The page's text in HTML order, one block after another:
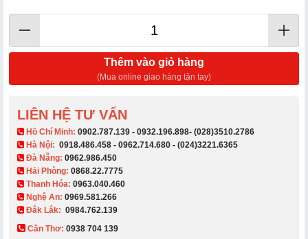
Thêm vào giỏ hàng
(Mua online giao hàng tận tay)
LIÊN HỆ TƯ VẤN
​ Hồ Chí Minh: 0902.787.139 - 0932.196.898- (028)3510.2786
Hà Nội: 0918.486.458 - 0962.714.680 - (024)3221.6365
Đà Nẵng: 0962.986.450
Hải Phòng: 0868.22.7775
Thanh Hóa: 0963.040.460
Nghệ An: 0969.581.266
Đắk Lắk: 0984.762.139
Cần Thơ: 0938 704 139​